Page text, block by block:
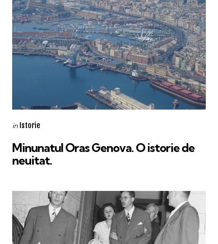
Categories
Posted
in Istorie
Minunatul Oras Genova. O istorie de
neuitat.